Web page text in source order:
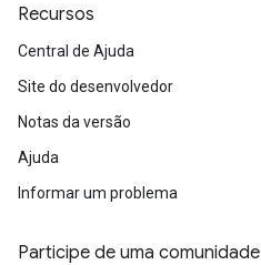
Recursos
Central de Ajuda
Site do desenvolvedor
Notas da versão
Ajuda
Informar um problema
Participe de uma comunidade